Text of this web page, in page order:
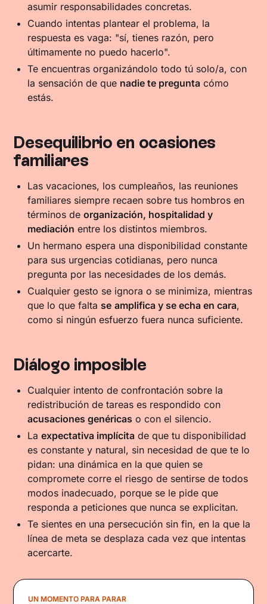
asumir responsabilidades concretas.
Cuando intentas plantear el problema, la
respuesta es vaga: "sí, tienes razón, pero
últimamente no puedo hacerlo".
Te encuentras organizándolo todo tú solo/a, con
la sensación de que nadie te pregunta cómo
estás.
Desequilibrio en ocasiones
familiares
Las vacaciones, los cumpleaños, las reuniones
familiares siempre recaen sobre tus hombros en
términos deorganización, hospitalidad y
mediación entre los distintos miembros.
Un hermano espera una disponibilidad constante
para sus urgencias cotidianas, pero nunca
pregunta por las necesidades de los demás.
Cualquier gesto se ignora o se minimiza, mientras
que lo que falta se amplifica y se echa en cara,
como si ningún esfuerzo fuera nunca suficiente.
Diálogo imposible
Cualquier intento de confrontación sobre la
redistribución de tareas es respondido con
acusaciones genéricas o con el silencio.
Laexpectativa implícita de que tu disponibilidad
es constante y natural, sin necesidad de que te lo
pidan: una dinámica en la que quien se
compromete corre el riesgo de sentirse de todos
modos inadecuado, porque se le pide que
responda a peticiones que nunca se explicitan.
Te sientes en una persecución sin fin, en la que la
línea de meta se desplaza cada vez que intentas
acercarte.
UN MOMENTO PARA PARAR